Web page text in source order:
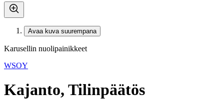
Avaa kuva suurempana
Karusellin nuolipainikkeet
WSOY
Kajanto, Tilinpäätös